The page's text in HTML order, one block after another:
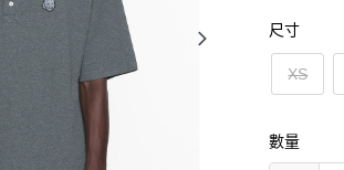
尺寸
XS
數量